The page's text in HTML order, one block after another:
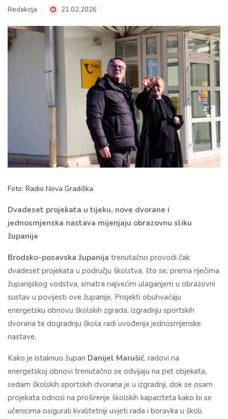
Redakcija 21.02.2026
Foto: Radio Nova Gradiška
Dvadeset projekata u tijeku, nove dvorane i
jednosmjenska nastava mijenjaju obrazovnu sliku
županije
Brodsko-posavska županija trenutačno provodi čak
dvadeset projekata u području školstva, što se, prema riječima
županijskog vodstva, smatra najvećim ulaganjem u obrazovni
sustav u povijesti ove županije. Projekti obuhvaćaju
energetsku obnovu školskih zgrada, izgradnju sportskih
dvorana te dogradnju škola radi uvođenja jednosmjenske
nastave.
Kako je istaknuo župan Danijel Marušić, radovi na
energetskoj obnovi trenutačno se odvijaju na pet objekata,
sedam školskih sportskih dvorana je u izgradnji, dok se osam
projekata odnosi na proširenje školskih kapaciteta kako bi se
učenicima osigurali kvalitetniji uvjeti rada i boravka u školi.